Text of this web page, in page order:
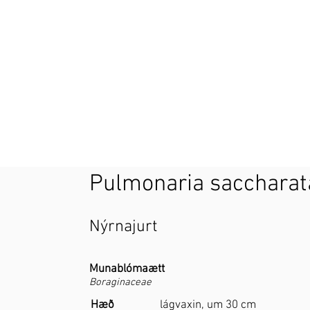
Pulmonaria
Nýrnajurt
Munablómaætt
Boraginaceae
Hæð lágvaxin, um 30 cm